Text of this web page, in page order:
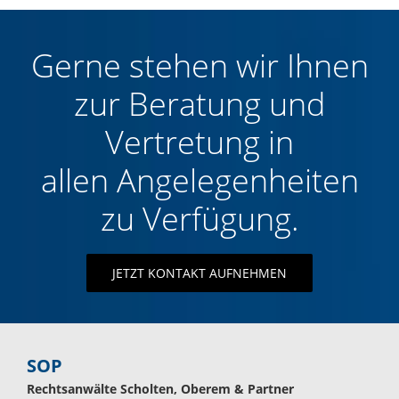
Gerne stehen wir Ihnen
zur Beratung und
Vertretung in
allen Angelegenheiten
zu Verfügung.
JETZT KONTAKT AUFNEHMEN
SOP
Rechtsanwälte Scholten, Oberem & Partner